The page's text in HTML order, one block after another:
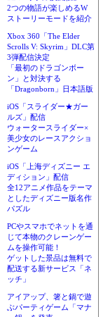
2つの物語が楽しめるW
ストーリーモードを紹介
Xbox 360「The Elder
Scrolls V: Skyrim」DLC第
3弾配信決定
「最初のドラゴンボー
ン」と対決する
「Dragonborn」日本語版
iOS「スライダー★ガー
ルズ」配信
ウォータースライダー×
美少女のレースアクショ
ンゲーム
iOS「上海ディズニー エ
ディション」配信
全12アニメ作品をテーマ
としたディズニー版名作
パズル
PCやスマホでネットを通
じて本物のクレーンゲー
ムを操作可能！
ゲットした景品は無料で
配送する新サービス「ネ
ッチ」
アイアップ、箸と鍋で遊
ぶパーティゲーム「マナ